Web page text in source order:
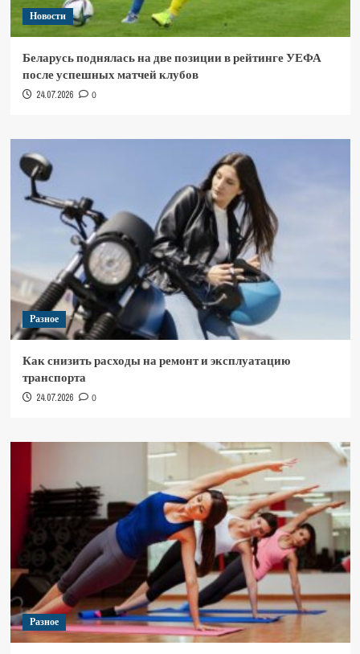
Новости
Беларусь поднялась на две позиции в рейтинге УЕФА
после успешных матчей клубов
24.07.2026 0
Разное
Как снизить расходы на ремонт и эксплуатацию
транспорта
24.07.2026 0
Разное